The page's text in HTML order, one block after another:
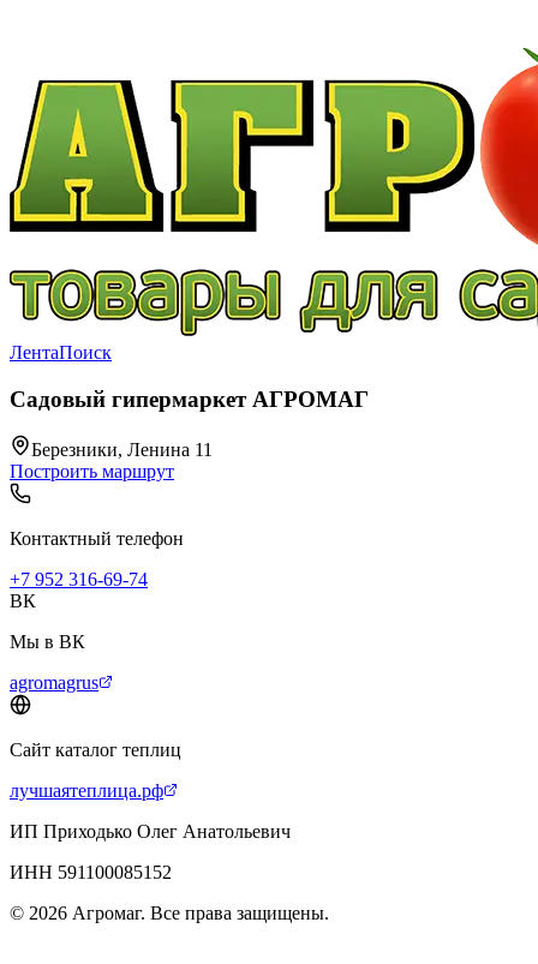
ЛентаПоиск
Садовый гипермаркет АГРОМАГ
Березники, Ленина 11
Построить маршрут
Контактный телефон
+7 952 316-69-74
ВК
Мы в ВК
agromagrus
Сайт каталог теплиц
лучшаятеплица.рф
ИП Приходько Олег Анатольевич
ИНН 591100085152
© 2026 Агромаг. Все права защищены.